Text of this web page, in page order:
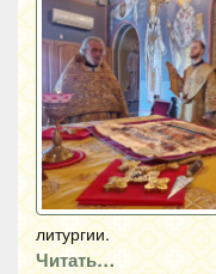
литургии.
Читать…